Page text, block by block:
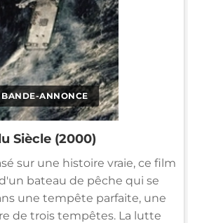
BANDE-ANNONCE
Siècle (2000)
sur une histoire vraie, ce film
bateau de pêche qui se
une tempête parfaite, une
de trois tempêtes. La lutte